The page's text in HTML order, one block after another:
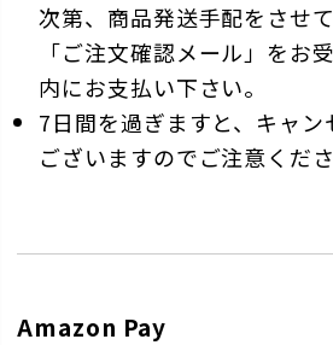
次第、商品発送手配をさせ
「ご注文確認メール」をお
内にお支払い下さい。
7日間を過ぎますと、キャ
ございますのでご注意くださ
Amazon Pay